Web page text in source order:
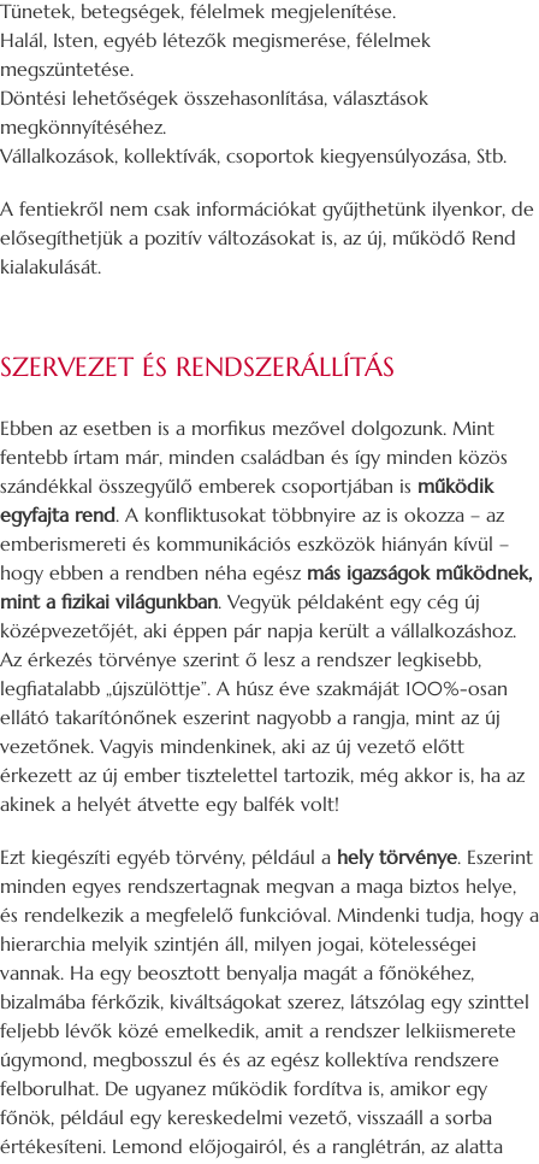
Tünetek, betegségek, félelmek megjelenítése.
Halál, Isten, egyéb létezők megismerése, félelmek
megszüntetése.
Döntési lehetőségek összehasonlítása, választások
megkönnyítéséhez.
Vállalkozások, kollektívák, csoportok kiegyensúlyozása, Stb.
A fentiekről nem csak információkat gyűjthetünk ilyenkor, de
elősegíthetjük a pozitív változásokat is, az új, működő Rend
kialakulását.
SZERVEZET ÉS RENDSZERÁLLÍTÁS
Ebben az esetben is a morfikus mezővel dolgozunk. Mint
fentebb írtam már, minden családban és így minden közös
szándékkal összegyűlő emberek csoportjában is működik
egyfajta rend. A konfliktusokat többnyire az is okozza – az
emberismereti és kommunikációs eszközök hiányán kívül –
hogy ebben a rendben néha egész más igazságok működnek,
mint a fizikai világunkban. Vegyük példaként egy cég új
középvezetőjét, aki éppen pár napja került a vállalkozáshoz.
Az érkezés törvénye szerint ő lesz a rendszer legkisebb,
legfiatalabb „újszülöttje”. A húsz éve szakmáját 100%-osan
ellátó takarítónőnek eszerint nagyobb a rangja, mint az új
vezetőnek. Vagyis mindenkinek, aki az új vezető előtt
érkezett az új ember tisztelettel tartozik, még akkor is, ha az
akinek a helyét átvette egy balfék volt!
Ezt kiegészíti egyéb törvény, például a hely törvénye. Eszerint
minden egyes rendszertagnak megvan a maga biztos helye,
és rendelkezik a megfelelő funkcióval. Mindenki tudja, hogy a
hierarchia melyik szintjén áll, milyen jogai, kötelességei
vannak. Ha egy beosztott benyalja magát a főnökéhez,
bizalmába férkőzik, kiváltságokat szerez, látszólag egy szinttel
feljebb lévők közé emelkedik, amit a rendszer lelkiismerete
úgymond, megbosszul és és az egész kollektíva rendszere
felborulhat. De ugyanez működik fordítva is, amikor egy
főnök, például egy kereskedelmi vezető, visszaáll a sorba
értékesíteni. Lemond előjogairól, és a ranglétrán, az alatta